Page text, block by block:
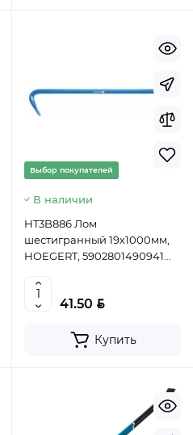
Выбор покупателей
В наличии
HT3B886 Лом
шестигранный 19х1000мм,
HOEGERT, 5902801490941
41.50 BYN
Купить